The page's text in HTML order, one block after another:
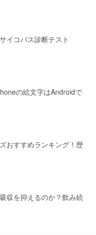
イコパス診断テスト
の絵文字はAndroidで
おすすめランキング！歴
収を抑えるのか？飲み続